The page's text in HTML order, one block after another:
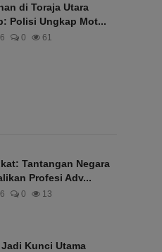
di Toraja Utara
Polisi Ungkap Mot...
0 61
Tantangan Negara
Profesi Adv...
0 13
Kunci Utama